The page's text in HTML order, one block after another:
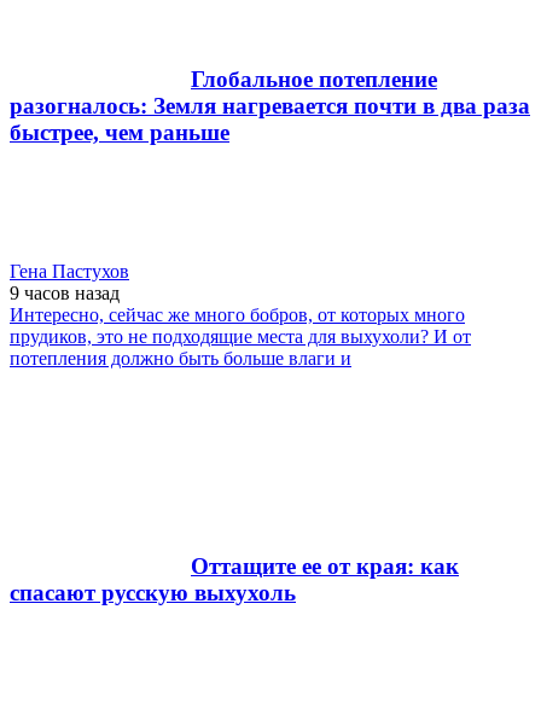
Глобальное потепление
разогналось: Земля нагревается почти в два раза
быстрее, чем раньше
Гена Пастухов
9 часов назад
Интересно, сейчас же много бобров, от которых много
прудиков, это не подходящие места для выхухоли? И от
потепления должно быть больше влаги и
Оттащите ее от края: как
спасают русскую выхухоль